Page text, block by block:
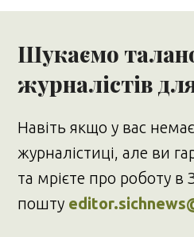
Шукаємо
журналістів
Навіть якщо у вас
журналістиці, але ви
та мрієте про роботу
пошту